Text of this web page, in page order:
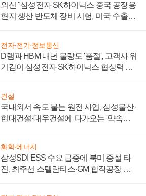
외신 "삼성전자 SK하이닉스 중국 공장용
현지 생산 반도체 장비 시험, 미국 수출통
전자·전기·정보통신
D램과 HBM 내년 물량도 '품절', 고객사 위
기감이 삼성전자 SK하이닉스 협상력 더
건설
국내외서 속도 붙는 원전 사업, 삼성물산·
현대건설·대우건설에 다가오는 '약속의
화학·에너지
삼성SDI ESS 수요 급증에 북미 증설 타
진, 최주선 스텔란티스·GM 합작공장 건